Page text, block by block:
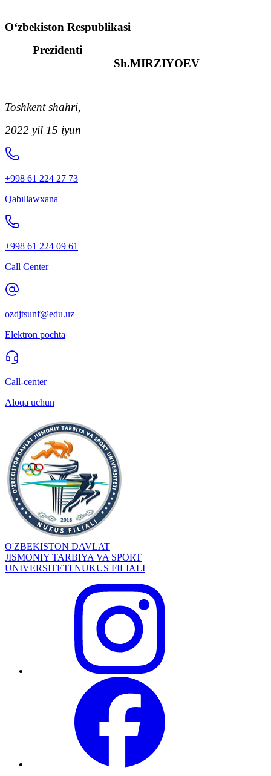
O‘zbekiston Respublikasi
Prezidenti
Sh.MIRZIYOEV
Toshkent shahri,
2022 yil 15 iyun
+998 61 224 27 73
Qabıllawxana
+998 61 224 09 61
Call Center
ozdjtsunf@edu.uz
Elektron pochta
Call-center
Aloqa uchun
O'ZBEKISTON DAVLAT
JISMONIY TARBIYA VA SPORT
UNIVERSITETI NUKUS FILIALI